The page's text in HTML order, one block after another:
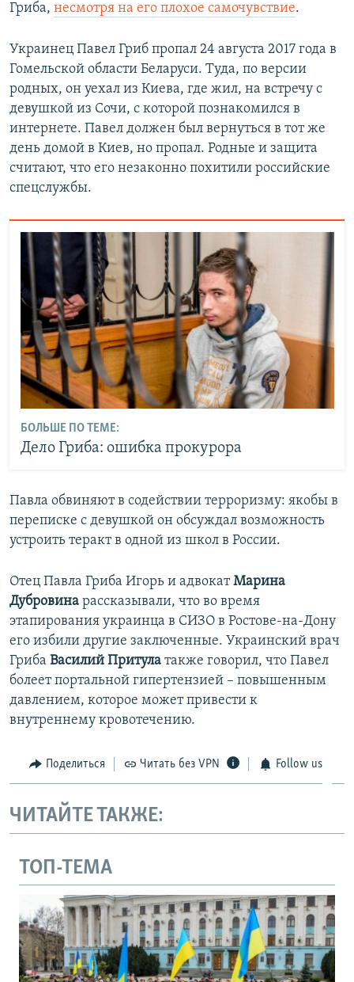
Гриба, несмотря на его плохое самочувствие.
Украинец Павел Гриб пропал 24 августа 2017 года в
Гомельской области Беларуси. Туда, по версии
родных, он уехал из Киева, где жил, на встречу с
девушкой из Сочи, с которой познакомился в
интернете. Павел должен был вернуться в тот же
день домой в Киев, но пропал. Родные и защита
считают, что его незаконно похитили российские
спецслужбы.
БОЛЬШЕ ПО ТЕМЕ:
Дело Гриба: ошибка прокурора
Павла обвиняют в содействии терроризму: якобы в
переписке с девушкой он обсуждал возможность
устроить теракт в одной из школ в России.
Отец Павла Гриба Игорь и адвокатМарина
Дубровина рассказывали, что во время
этапирования украинца в СИЗО в Ростове-на-Дону
его избили другие заключенные. Украинский врач
Гриба Василий Притула также говорил, что Павел
болеет портальной гипертензией – повышенным
давлением, которое может привести к
внутреннему кровотечению.
Поделиться Читать без VPN Follow us
ЧИТАЙТЕ ТАКЖЕ:
ТОП-ТЕМА